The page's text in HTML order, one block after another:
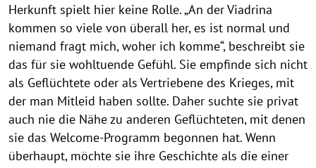
Herkunft spielt hier keine Rolle. „An der Viadrina
kommen so viele von überall her, es ist normal und
niemand fragt mich, woher ich komme“, beschreibt sie
das für sie wohltuende Gefühl. Sie empfinde sich nicht
als Geflüchtete oder als Vertriebene des Krieges, mit
der man Mitleid haben sollte. Daher suchte sie privat
auch nie die Nähe zu anderen Geflüchteten, mit denen
sie das Welcome-Programm begonnen hat. Wenn
überhaupt, möchte sie ihre Geschichte als die einer